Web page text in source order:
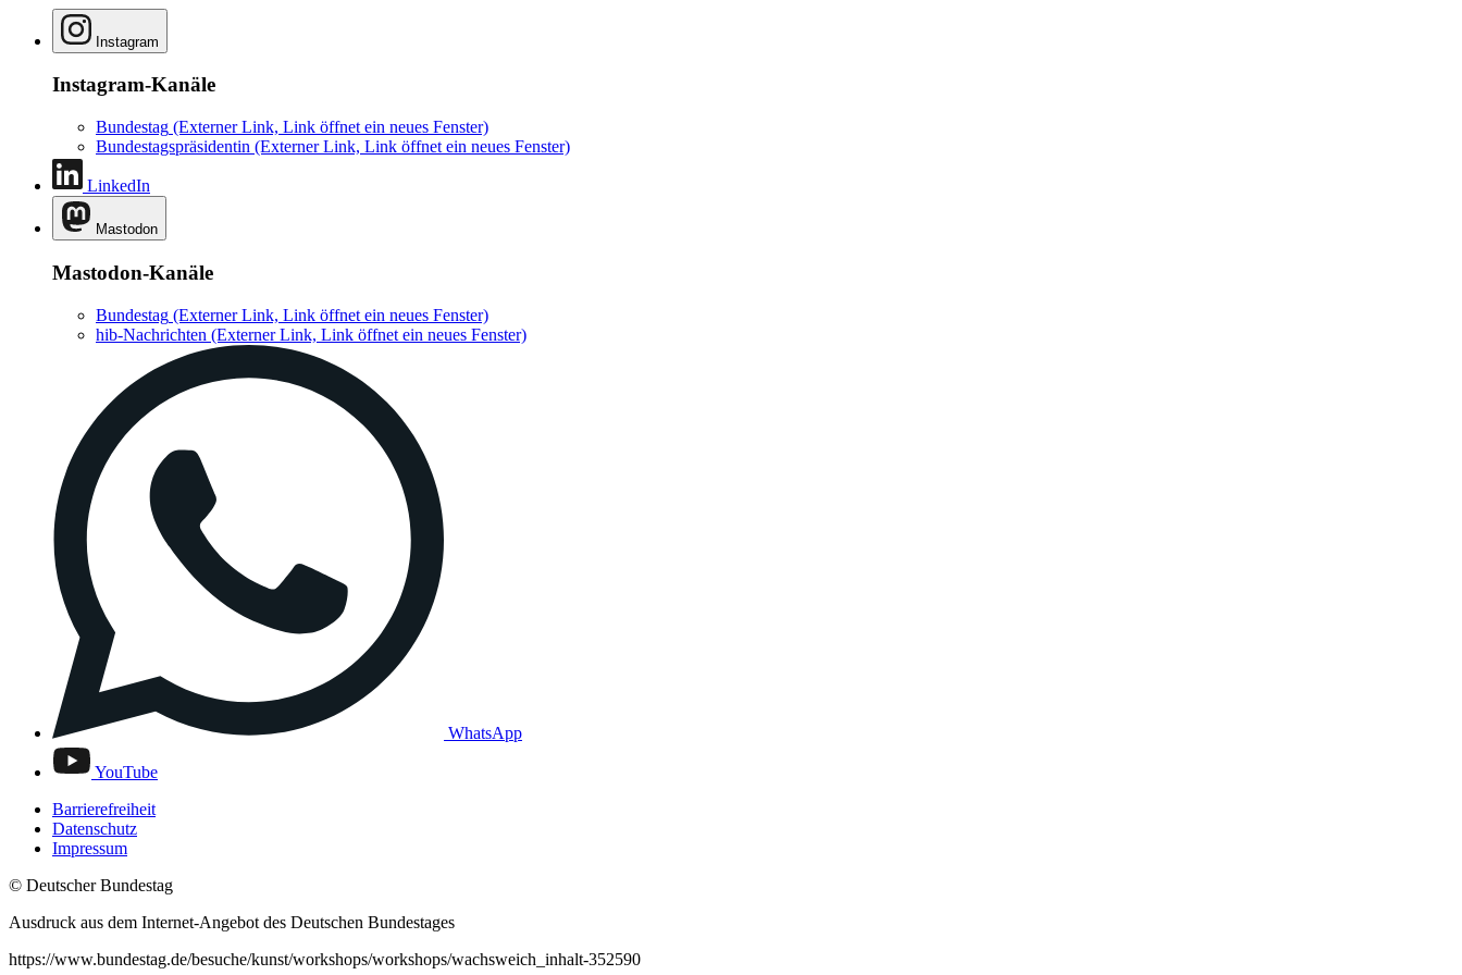
Instagram
Instagram-Kanäle
Bundestag (Externer Link, Link öffnet ein neues Fenster)
Bundestagspräsidentin (Externer Link, Link öffnet ein neues Fenster)
LinkedIn
Mastodon
Mastodon-Kanäle
Bundestag (Externer Link, Link öffnet ein neues Fenster)
hib-Nachrichten (Externer Link, Link öffnet ein neues Fenster)
WhatsApp
YouTube
Barrierefreiheit
Datenschutz
Impressum
© Deutscher Bundestag
Ausdruck aus dem Internet-Angebot des Deutschen Bundestages
https://www.bundestag.de/besuche/kunst/workshops/workshops/wachsweich_inhalt-352590